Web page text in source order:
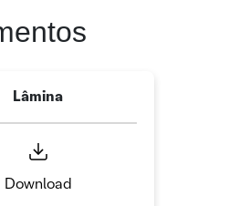
Lâmina
Download